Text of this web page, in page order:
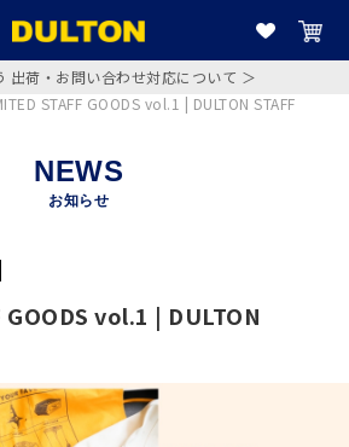
出荷・お問い合わせ対応について ＞
STAFF GOODS vol.1 | DULTON STAFF
NEWS
お知らせ
vol.1 | DULTON